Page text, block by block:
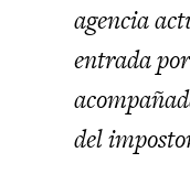
agencia
entrada
del